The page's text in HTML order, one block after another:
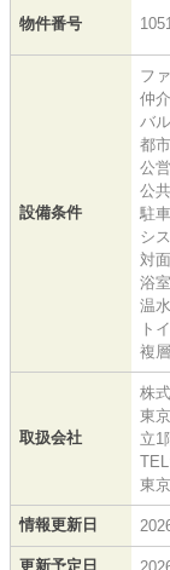
物件番号
設備条件
フ
仲
バ
都
公
公
駐
シ
対
浴
温
ト
複
取扱会社
株
東
立1
東
情報更新日
更新予定日